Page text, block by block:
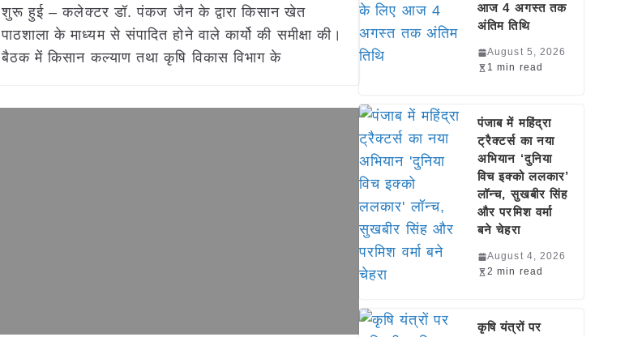
शुरू हुई – कलेक्टर डॉ. पंकज जैन के द्वारा किसान खेत
पाठशाला के माध्यम से संपादित होने वाले कार्यो की समीक्षा की।
बैठक में किसान कल्याण तथा कृषि विकास विभाग के
आज 4 अगस्त तक
अंतिम तिथि
August 5, 2026
1 min read
पंजाब में महिंद्रा
ट्रैक्टर्स का नया
अभियान ‘दुनिया
विच इक्को ललकार’
लॉन्च, सुखबीर सिंह
और परमिश वर्मा
बने चेहरा
August 4, 2026
2 min read
कृषि यंत्रों पर